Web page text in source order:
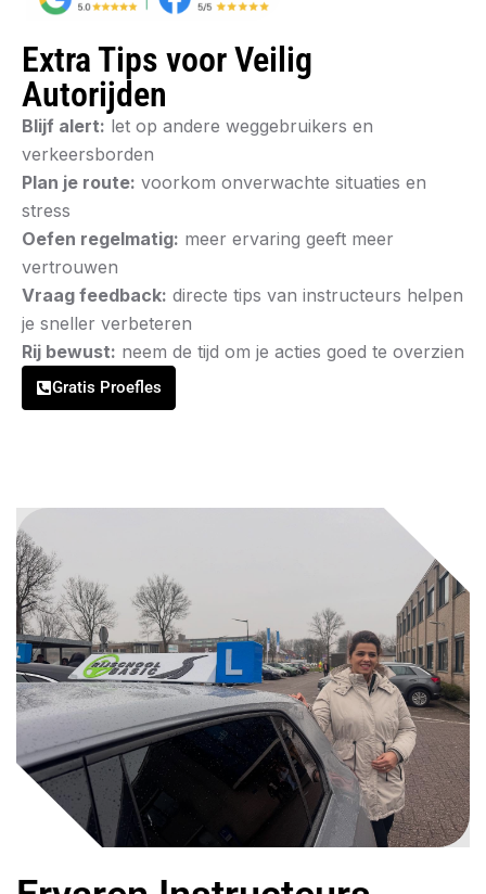
Extra Tips voor Veilig
Autorijden
Blijf alert: let op andere weggebruikers en
verkeersborden
Plan je route: voorkom onverwachte situaties en
stress
Oefen regelmatig: meer ervaring geeft meer
vertrouwen
Vraag feedback: directe tips van instructeurs helpen
je sneller verbeteren
Rij bewust: neem de tijd om je acties goed te overzien
Gratis Proefles